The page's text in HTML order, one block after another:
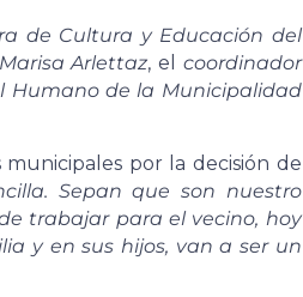
de Cultura y Educación del
Arlettaz, el coordinador
Humano de la Municipalidad
por la decisión de
Sepan que son nuestro
trabajar para el vecino, hoy
y en sus hijos, van a ser un